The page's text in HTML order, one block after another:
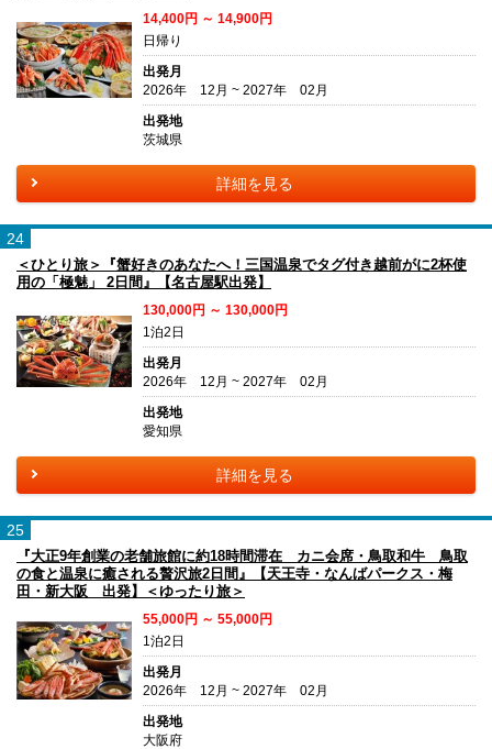
14,400円 ～ 14,900円
日帰り
出発月
2026年 12月 ~ 2027年 02月
出発地
茨城県
詳細を見る
24
＜ひとり旅＞『蟹好きのあなたへ！三国温泉でタグ付き越前がに2杯使
用の「極魅」 2日間』【名古屋駅出発】
130,000円 ～ 130,000円
1泊2日
出発月
2026年 12月 ~ 2027年 02月
出発地
愛知県
詳細を見る
25
『大正9年創業の老舗旅館に約18時間滞在 カニ会席・鳥取和牛 鳥取
の食と温泉に癒される贅沢旅2日間』【天王寺・なんばパークス・梅
田・新大阪 出発】＜ゆったり旅＞
55,000円 ～ 55,000円
1泊2日
出発月
2026年 12月 ~ 2027年 02月
出発地
大阪府